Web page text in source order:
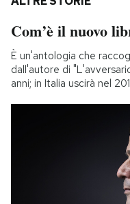
Com’è il nuovo
È un'antologia che
dall'autore di
anni; in Italia uscirà nel